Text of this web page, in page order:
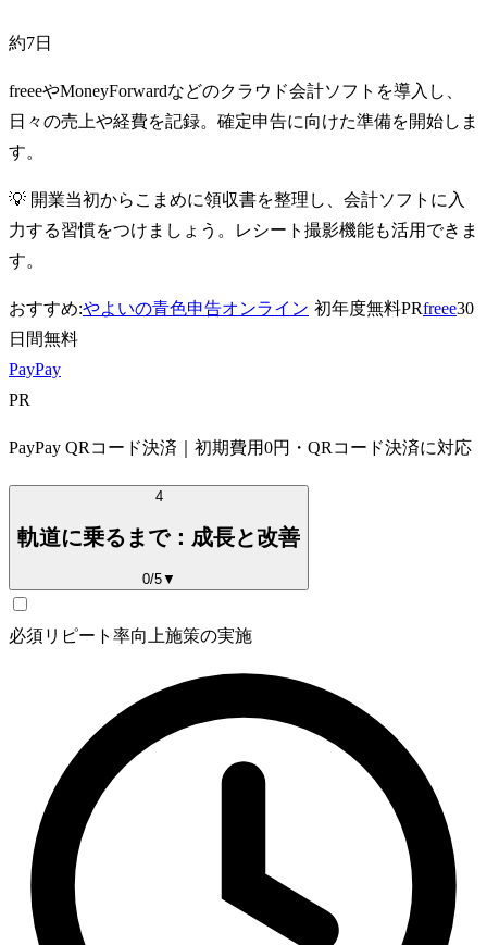
約7日
freeeやMoneyForwardなどのクラウド会計ソフトを導入し、
日々の売上や経費を記録。確定申告に向けた準備を開始しま
す。
💡 開業当初からこまめに領収書を整理し、会計ソフトに入
力する習慣をつけましょう。レシート撮影機能も活用できま
す。
おすすめ:やよいの青色申告オンライン 初年度無料PRfreee30
日間無料
PayPay
PR
PayPay QRコード決済｜初期費用0円・QRコード決済に対応
4
軌道に乗るまで：成長と改善
0/5▼
必須リピート率向上施策の実施